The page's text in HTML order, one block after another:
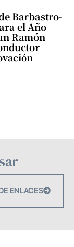
Barbastro-
el Año
Ramón
ENLACES